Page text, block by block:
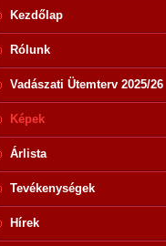
Kezdőlap
Rólunk
Vadászati Ütemterv 2025/26
Képek
Árlista
Tevékenységek
Hírek